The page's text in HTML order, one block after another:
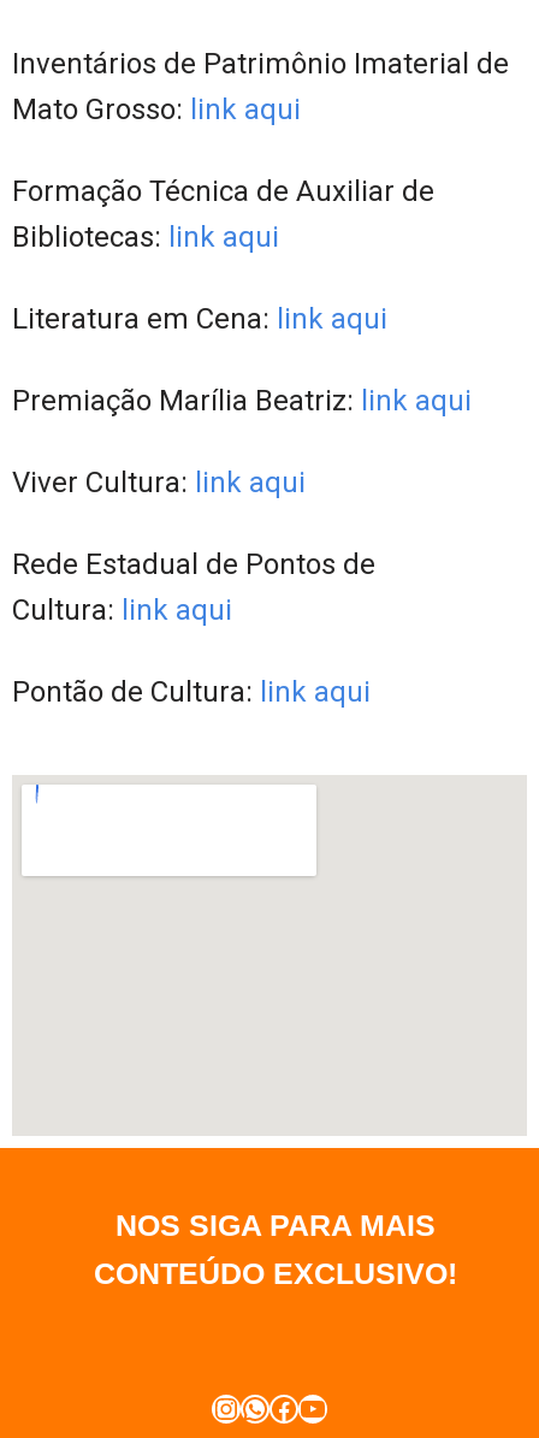
Inventários de Patrimônio Imaterial de
Mato Grosso: link aqui
Formação Técnica de Auxiliar de
Bibliotecas: link aqui
Literatura em Cena: link aqui
Premiação Marília Beatriz: link aqui
Viver Cultura: link aqui
Rede Estadual de Pontos de
Cultura: link aqui
Pontão de Cultura: link aqui
NOS SIGA PARA MAIS
CONTEÚDO EXCLUSIVO!